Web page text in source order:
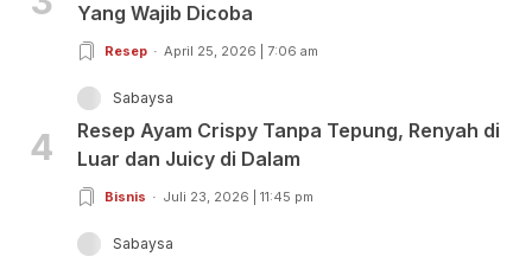
Yang Wajib Dicoba
Resep April 25, 2026 | 7:06 am
4
Sabaysa
Resep Ayam Crispy Tanpa Tepung, Renyah di
Luar dan Juicy di Dalam
Bisnis Juli 23, 2026 | 11:45 pm
Sabaysa